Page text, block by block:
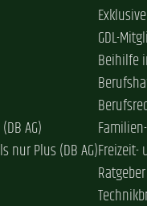
AG)
nur Plus (DB AG)
GDL-
Beihilfe
Freizeit-